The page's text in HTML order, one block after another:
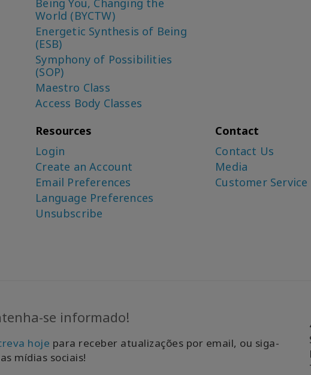
Being You, Changing the
World (BYCTW)
Energetic Synthesis of Being
(ESB)
Symphony of Possibilities
(SOP)
Maestro Class
Access Body Classes
Resources
Login
Create an Account
Email Preferences
Language Preferences
Unsubscribe
Contact
Contact Us
Media
Customer Service
se informado!
hoje para receber atualizações por email, ou siga-
mídias sociais!